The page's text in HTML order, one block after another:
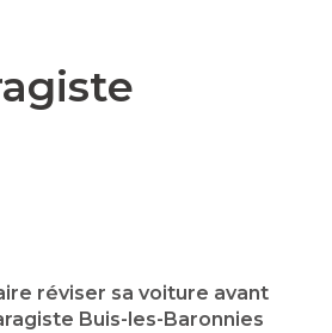
réviser sa voiture avant
Buis-les-Baronnies